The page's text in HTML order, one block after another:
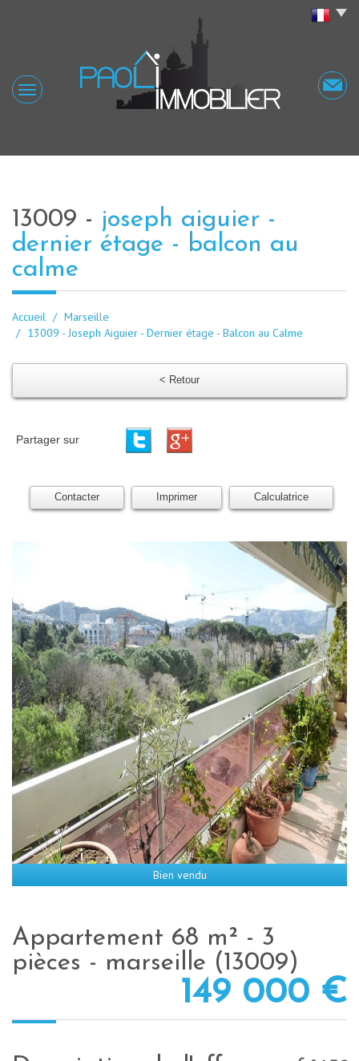
13009 - joseph aiguier -
dernier étage - balcon au
calme
Accueil
Marseille
13009 - Joseph Aiguier - Dernier étage - Balcon au Calme
< Retour
Partager sur
Contacter Imprimer Calculatrice
Bien vendu
appartement 68 m² - 3
pièces - marseille (13009)
149 000 €